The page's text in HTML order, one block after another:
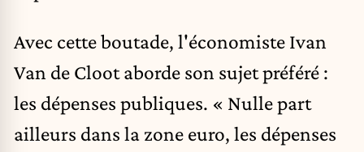
Avec cette boutade, l'économiste Ivan
Van de Cloot aborde son sujet préféré :
les dépenses publiques. « Nulle part
ailleurs dans la zone euro, les dépenses